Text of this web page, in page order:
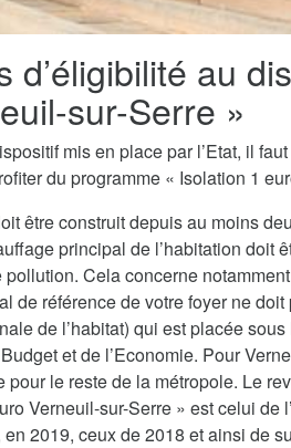
d’éligibilité au
sur-Serre »
mis en place par l’Etat, il
du programme « Isolation 1
être construit depuis au moins
principal de l’habitation doit
Cela concerne
de référence de votre foyer ne
de l’habitat) qui est placée
et de l’Economie. Pour
pour le reste de la métropole. Le
Verneuil-sur-Serre » est celui de
2019, ceux de 2018 et ainsi de